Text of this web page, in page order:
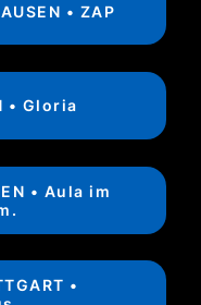
• ZAP
• Gloria
• Aula im
•